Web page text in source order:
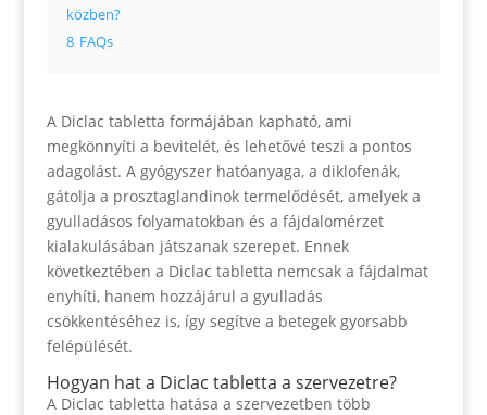
közben?
8 FAQs
A Diclac tabletta formájában kapható, ami
megkönnyíti a bevitelét, és lehetővé teszi a pontos
adagolást. A gyógyszer hatóanyaga, a diklofenák,
gátolja a prosztaglandinok termelődését, amelyek a
gyulladásos folyamatokban és a fájdalomérzet
kialakulásában játszanak szerepet. Ennek
következtében a Diclac tabletta nemcsak a fájdalmat
enyhíti, hanem hozzájárul a gyulladás
csökkentéséhez is, így segítve a betegek gyorsabb
felépülését.
Hogyan hat a Diclac tabletta a szervezetre?
A Diclac tabletta hatása a szervezetben több